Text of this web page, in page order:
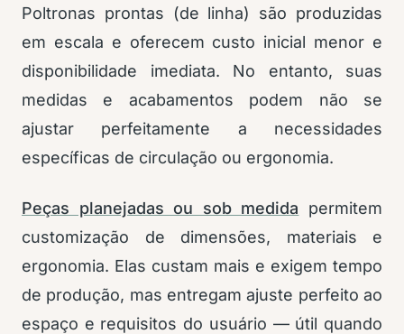
Poltronas prontas (de linha) são produzidas
em escala e oferecem custo inicial menor e
disponibilidade imediata. No entanto, suas
medidas e acabamentos podem não se
ajustar perfeitamente a necessidades
específicas de circulação ou ergonomia.
Peças planejadas ou sob medida permitem
customização de dimensões, materiais e
ergonomia. Elas custam mais e exigem tempo
de produção, mas entregam ajuste perfeito ao
espaço e requisitos do usuário — útil quando